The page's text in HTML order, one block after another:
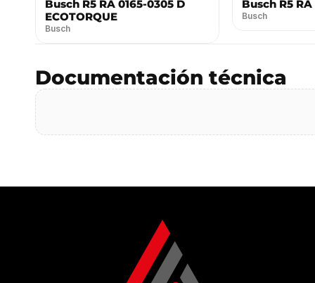
Busch R5 RA 0165-0305 D
ECOTORQUE
Busch
Busch R5 RA
Busch
Documentación técnica